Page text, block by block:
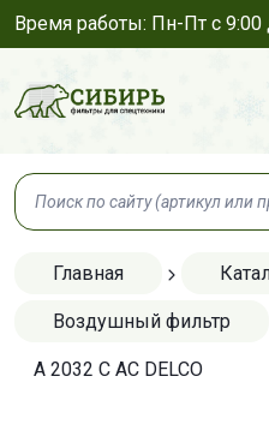
Время работы: Пн-Пт с 9:00
Главная
Воздушный фильтр
A 2032 C AC DELCO